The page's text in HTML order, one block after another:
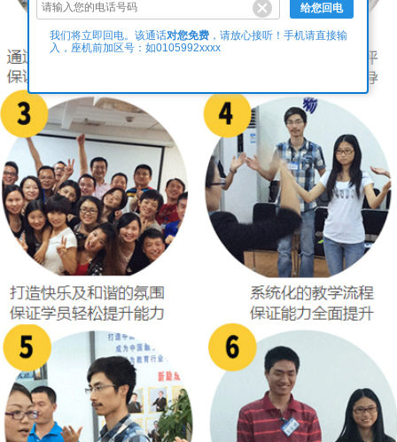
给您回电
我们将立即回电。该通话对您免费，请放心接听！手机请直接输
入，座机前加区号：如0105992xxxx